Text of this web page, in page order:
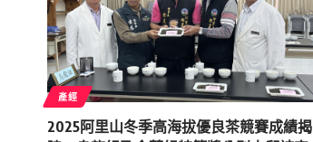
產經
2025阿里山冬季高海拔優良茶競賽成績揭